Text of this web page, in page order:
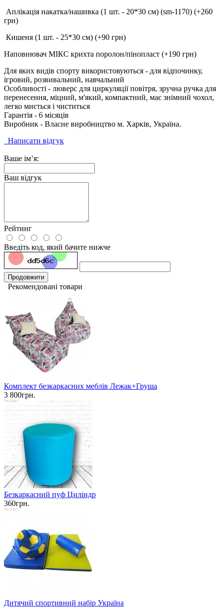
Аплікація накатка/нашивка (1 шт. - 20*30 см) (sm-1170) (+260
грн)
Кишеня (1 шт. - 25*30 см) (+90 грн)
Наповнювач МІКС крихта поролон/пінопласт (+190 грн)
Для яких видів спорту використовуються - для відпочинку,
ігровий, розвивальний, навчальний
Особливості - люверс для циркуляції повітря, зручна ручка для
перенесення, міцний, м'який, компактний, має знімний чохол,
легко миється і чиститься
Гарантія - 6 місяців
Виробник - Власне виробництво м. Харків, Україна.
Написати відгук
Ваше ім’я:
Ваш відгук
Рейтинг
Введіть код, який бачите нижче
Продовжити
Рекомендовані товари
Комплект безкаркасних меблів Лежак+Груша
3 800грн.
Безкаркасний пуф Циліндр
360грн.
Дитячий спортивний набір Україна